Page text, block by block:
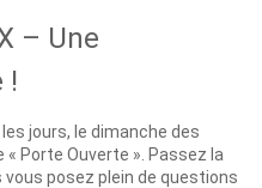
– Une
!
jours, le dimanche des
« Porte Ouverte ». Passez la
posez plein de questions